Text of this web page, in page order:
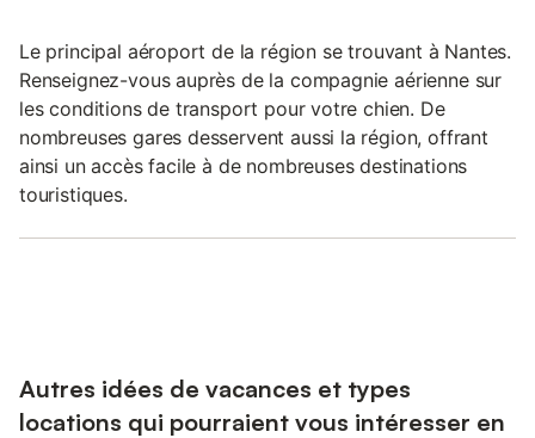
Le principal aéroport de la région se trouvant à Nantes.
Renseignez-vous auprès de la compagnie aérienne sur
les conditions de transport pour votre chien. De
nombreuses gares desservent aussi la région, offrant
ainsi un accès facile à de nombreuses destinations
touristiques.
Autres idées de vacances et types
locations qui pourraient vous intéresser en